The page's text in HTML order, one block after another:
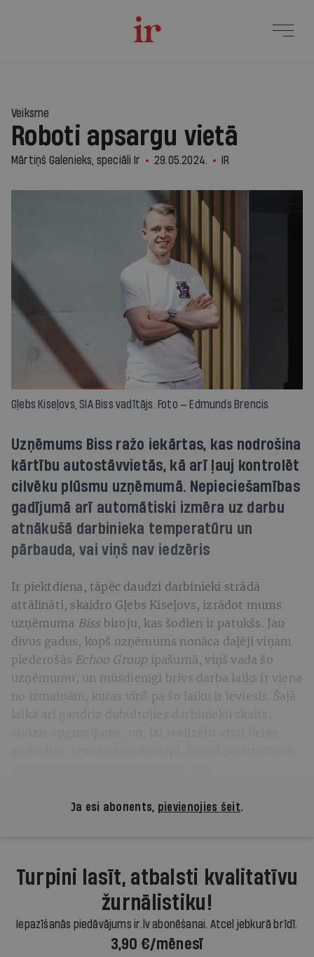
Veiksme
Roboti apsargu vietā
Mārtiņš Galenieks, speciāli Ir 29.05.2024. IR
Gļebs Kiseļovs, SIA Biss vadītājs. Foto — Edmunds Brencis
Uzņēmums Biss ražo iekārtas, kas nodrošina
kārtību autostāvvietās, kā arī ļauj kontrolēt
cilvēku plūsmu uzņēmumā. Nepieciešamības
gadījumā arī automātiski izmēra uz darbu
atnākušā darbinieka temperatūru un
pārbauda, vai viņš nav iedzēris
Ir piektdiena, tāpēc daudzi darbinieki strādā
attālināti, skaidro Gļebs Kiseļovs, izrādot mums
uzņēmuma Biss biroju, kas šodien ir patukšs. Jau
divus gadus, kopš uzņēmums nonāca daļēji viņam
piederošās Echoo Group īpašumā, viņš vada šo
uzņēmumu, un mūsdienīgi brīvs darba laiks ir viena
no izmaiņām, kuras viņš pa šo laiku ir ieviesis. Šajā
laikā arī gandrīz dubultojies darbinieku skaits,
Ja esi abonents, pievienojies šeit.
Turpini lasīt, atbalsti kvalitatīvu
žurnālistiku!
Iepazīšanās piedāvājums ir.lv abonēšanai. Atcel jebkurā brīdī.
3,90 €/mēnesī